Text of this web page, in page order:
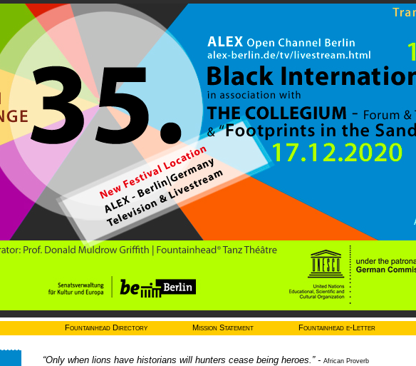
Fountainhead Directory Mission Statement Fountainhead e-Letter
“Only when lions have historians will hunters cease being heroes.” - African Proverb